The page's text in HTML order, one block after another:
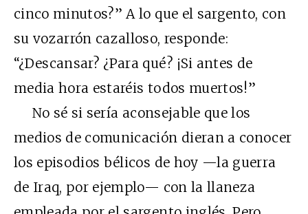
cinco minutos?” A lo que el sargento, con
su vozarrón cazalloso, responde:
“¿Descansar? ¿Para qué? ¡Si antes de
media hora estaréis todos muertos!”
No sé si sería aconsejable que los
medios de comunicación dieran a conocer
los episodios bélicos de hoy —la guerra
de Iraq, por ejemplo— con la llaneza